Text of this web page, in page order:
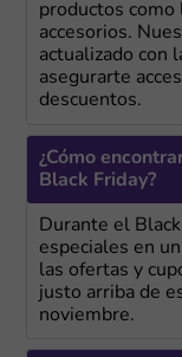
productos
accesorios.
actualizado con
asegurarte
descuentos.
¿Cómo
Black Friday?
Durante el
especiales en
las ofertas y
justo arriba de
noviembre.